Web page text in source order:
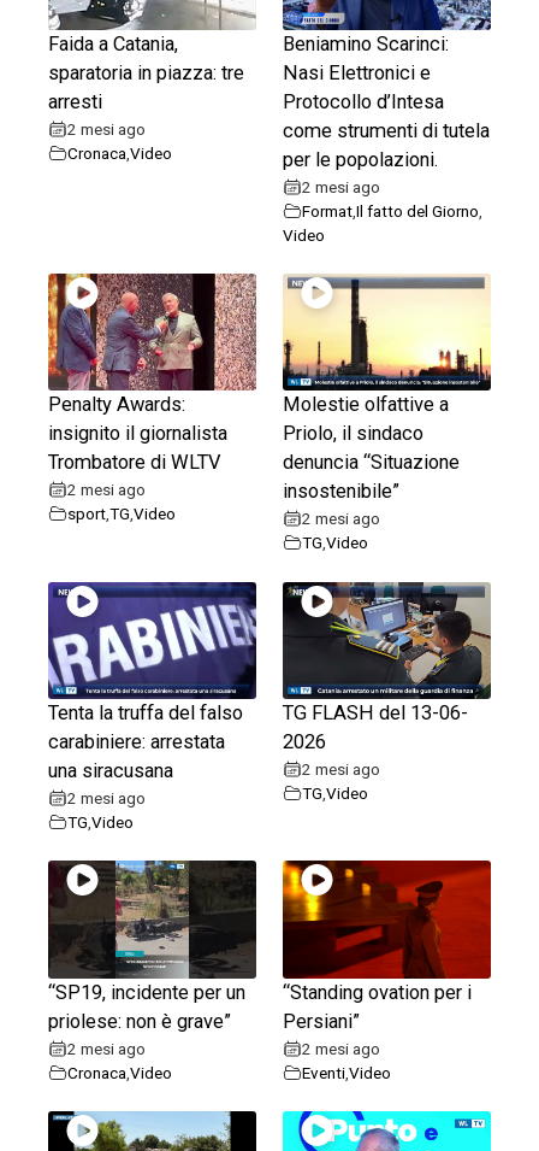
Faida a Catania,
sparatoria in piazza: tre
arresti
2 mesi ago
Cronaca Video
Beniamino Scarinci:
Nasi Elettronici e
Protocollo d’Intesa
come strumenti di tutela
per le popolazioni.
2 mesi ago
Format,Il fatto del Giorno
Video
Penalty Awards:
insignito il giornalista
Trombatore di WLTV
2 mesi ago
sport,TG,Video
Molestie olfattive a
Priolo, il sindaco
denuncia “Situazione
insostenibile”
2 mesi ago
TG,Video
Tenta la truffa del falso
carabiniere: arrestata
una siracusana
2 mesi ago
TG Video
TG FLASH del 13-06-
2026
2 mesi ago
TG ,Video
“SP19, incidente per un
priolese: non è grave”
2 mesi ago
Cronaca Video
“Standing ovation per i
Persiani”
2 mesi ago
Eventi,Video